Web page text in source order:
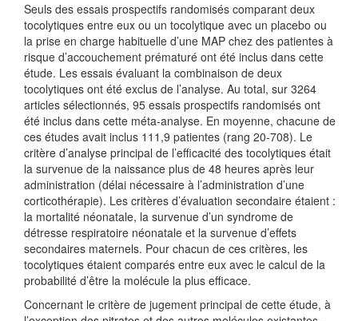
Seuls des essais prospectifs randomisés comparant deux
tocolytiques entre eux ou un tocolytique avec un placebo ou
la prise en charge habituelle d’une MAP chez des patientes à
risque d’accouchement prématuré ont été inclus dans cette
étude. Les essais évaluant la combinaison de deux
tocolytiques ont été exclus de l’analyse. Au total, sur 3264
articles sélectionnés, 95 essais prospectifs randomisés ont
été inclus dans cette méta-analyse. En moyenne, chacune de
ces études avait inclus 111,9 patientes (rang 20-708). Le
critère d’analyse principal de l’efficacité des tocolytiques était
la survenue de la naissance plus de 48 heures après leur
administration (délai nécessaire à l’administration d’une
corticothérapie). Les critères d’évaluation secondaire étaient :
la mortalité néonatale, la survenue d’un syndrome de
détresse respiratoire néonatale et la survenue d’effets
secondaires maternels. Pour chacun de ces critères, les
tocolytiques étaient comparés entre eux avec le calcul de la
probabilité d’être la molécule la plus efficace.
Concernant le critère de jugement principal de cette étude, à